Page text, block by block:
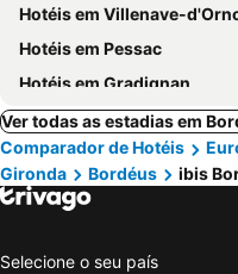
Hotéis em Villenave-
Hotéis em Pessac
Hotéis em Gradignan
Ver todas as estadias em
Comparador de Hotéis
Gironda
Bordéus ibis
Selecione o seu país